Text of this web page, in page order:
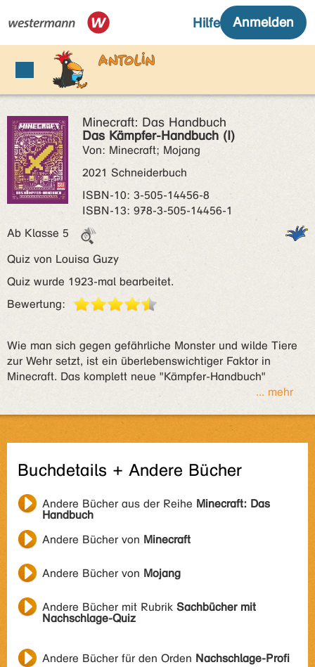
Minecraft: Das Handbuch
Das Kämpfer-Handbuch (I)
Von: Minecraft; Mojang
2021 Schneiderbuch
ISBN‑10: 3-505-14456-8
ISBN‑13: 978-3-505-14456-1
Ab Klasse 5
Quiz von Louisa Guzy
Quiz wurde 1923-mal bearbeitet.
Bewertung:
Wie man sich gegen gefährliche Monster und wilde Tiere
zur Wehr setzt, ist ein überlebenswichtiger Faktor in
Minecraft. Das komplett neue "Kämpfer-Handbuch"
... mehr
Buchdetails + Andere Bücher
Andere Bücher aus der Reihe Minecraft: Das
Handbuch
Andere Bücher von Minecraft
Andere Bücher von Mojang
Andere Bücher mit Rubrik Sachbücher mit
Nachschlage-Quiz
Andere Bücher für den Orden Nachschlage-Profi